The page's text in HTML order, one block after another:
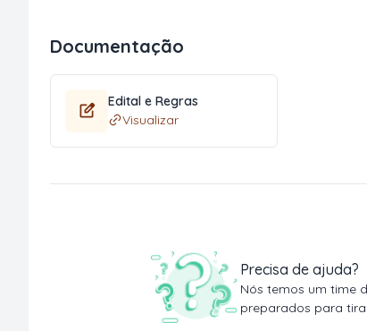
Documentação
Edital e Regras
Visualizar
Precisa de ajuda?
Nós temos um time
preparados para